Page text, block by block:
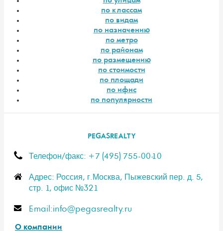
по классам
по видам
по назначению
по метро
по районам
по размещению
по стоимости
по площади
по ифнс
по популярности
PEGASREALTY
Телефон/факс: +7 (495) 755-00-10
Адрес: Россия, г.Москва, Пыжевский пер. д. 5,
стр. 1, офис №321
E-mail:info@pegasrealty.ru
О компании